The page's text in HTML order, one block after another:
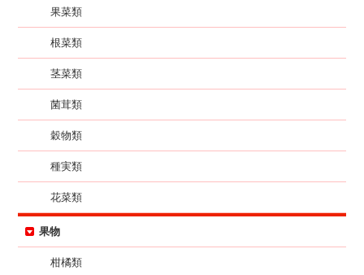
果菜類
根菜類
茎菜類
菌茸類
穀物類
種実類
花菜類
果物
柑橘類